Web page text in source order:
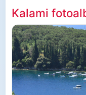
Kalami